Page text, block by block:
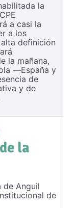
la
a casi la
a los
definición
la mañana,
—España y
de
y de
la
de Anguil
de